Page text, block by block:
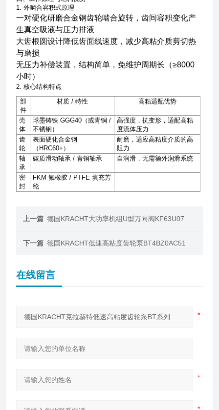
1. 外啮合容积式原理
一对硬化研磨合金钢齿轮啮合旋转，齿间容积变化产
生真空吸液与压力排液
大齿根圆设计降低齿面线速度，减少高粘介质剪切热
与磨损
无压力补偿装置，结构简单，免维护周期长（≥8000
小时）
2. 核心结构特点
部
件
材质/ 特性 高粘适配优势
壳
体
球墨铸铁 GGG40 （或青铜 /
不锈钢）
高强度，抗变形，适配高粘
度流体压力
齿
轮
表面硬化合金钢
（ HRC60+ ）
耐磨，适应高粘度介质的高
阻力
轴
承
碳质滑动轴承 /青铜轴承 自润滑，无需额外润滑系统
密
封
FKM氟橡胶 / PTFE填充芳
纶
上一篇 德国KRACHT大功率机组U型万向阀KF63U07
下一篇 德国KRACHT低速高粘度齿轮泵BT4BZ0AC51
在线留言